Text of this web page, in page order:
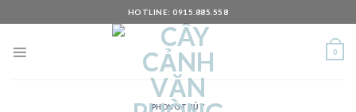
to
HOTLINE: 0915.885.558
0
PHONG THỦY